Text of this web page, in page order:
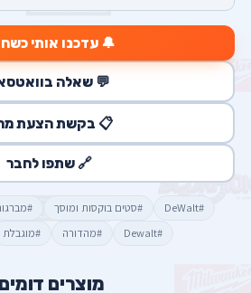
🔔 עדכנו אותי
💬 שאלה
📋 בקשת הצעת
🔗 שתפו לחבר
#DeWalt #סטים בוקסות ומוסך
#Dewalt
#מהדורה #מוגבלת
מוצרים דומים